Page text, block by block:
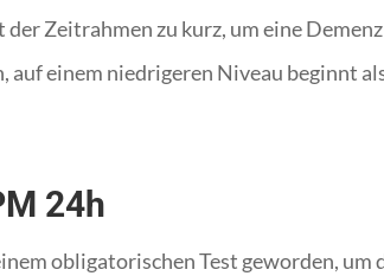
Zeitrahmen zu kurz, um eine
auf einem niedrigeren Niveau beginnt
24h
obligatorischen Test geworden, um